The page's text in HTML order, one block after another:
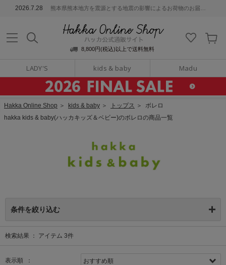
2026.7.28 熊本県熊本地方を震源とする地震の影響によるお荷物のお届けについて
8,800円(税込)以上で送料無料
LADY'S kids & baby Madu
通販サイト
Hakka Online Shop ＞ kids & baby ＞ トップス ＞ ボレロ
hakka kids & baby(ハッカキッズ＆ベビー)のボレロの商品一覧
条件を絞り込む
検索結果 ： アイテム 3件
表示順 ：